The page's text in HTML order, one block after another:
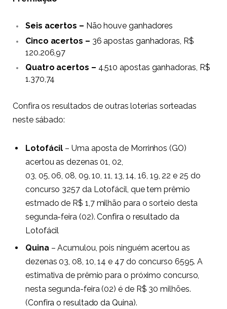
Seis acertos – Não houve ganhadores
Cinco acertos – 36 apostas ganhadoras, R$
120.206,97
Quatro acertos – 4.510 apostas ganhadoras, R$
1.370,74
Confira os resultados de outras loterias sorteadas
neste sábado:
Lotofácil – Uma aposta de Morrinhos (GO)
acertou as dezenas 01, 02,
03, 05, 06, 08, 09, 10, 11, 13, 14, 16, 19, 22 e 25 do
concurso 3257 da Lotofácil, que tem prêmio
estmado de R$ 1,7 milhão para o sorteio desta
segunda-feira (02).Confira o resultado da
Lotofácil
Quina – Acumulou, pois ninguém acertou as
dezenas 03, 08, 10, 14 e 47 do concurso 6595. A
estimativa de prêmio para o próximo concurso,
nesta segunda-feira (02) é de R$ 30 milhões.
(Confira o resultado da Quina).